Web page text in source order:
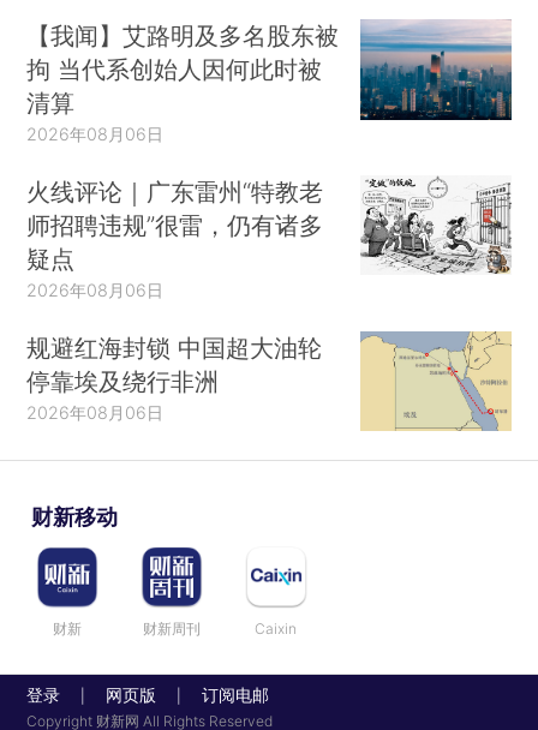
【我闻】艾路明及多名股东被
拘 当代系创始人因何此时被
清算
2026年08月06日
火线评论｜广东雷州“特教老
师招聘违规”很雷，仍有诸多
疑点
2026年08月06日
规避红海封锁 中国超大油轮
停靠埃及绕行非洲
2026年08月06日
财新移动
财新 财新周刊 Caixin
登录 网页版 订阅电邮
Copyright 财新网 All Rights Reserved